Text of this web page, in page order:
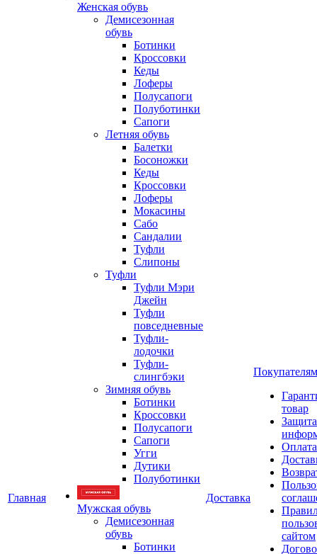
Главная
Женская обувь
Демисезонная
обувь
Ботинки
Кроссовки
Кеды
Лоферы
Полусапоги
Полуботинки
Сапоги
Летняя обувь
Балетки
Босоножки
Кеды
Кроссовки
Лоферы
Мокасины
Сабо
Сандалии
Туфли
Слипоны
Туфли
Туфли Мэри
Джейн
Туфли
повседневные
Туфли-
лодочки
Туфли-
слингбэки
Зимняя обувь
Ботинки
Кроссовки
Полусапоги
Сапоги
Угги
Дутики
Полуботинки
Мужская обувь
Демисезонная
обувь
Ботинки
Доставка
Покупателям
товар
Защита
Оплата
сайтом